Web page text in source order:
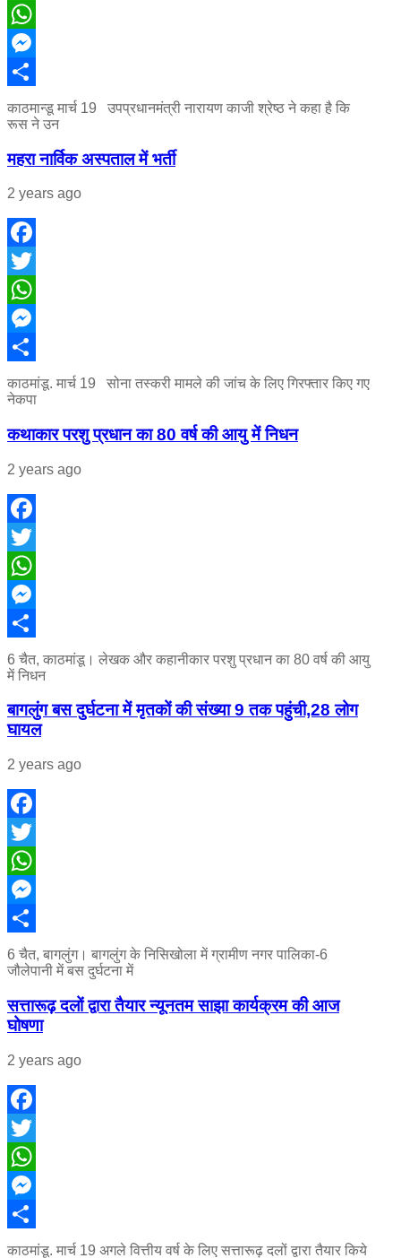
Twitter
WhatsApp
Messenger
काठमान्डू मार्च 19 उपप्रधानमंत्री नारायण काजी श्रेष्ठ ने कहा है कि
रूस ने उन
महरा नार्विक अस्पताल में भर्ती
2 years ago
Facebook
Twitter
WhatsApp
Messenger
Share
काठमांडू. मार्च 19 सोना तस्करी मामले की जांच के लिए गिरफ्तार किए गए
नेकपा
कथाकार परशु प्रधान का 80 वर्ष की आयु में निधन
2 years ago
Facebook
Twitter
WhatsApp
Messenger
Share
6 चैत, काठमांडू। लेखक और कहानीकार परशु प्रधान का 80 वर्ष की आयु
में निधन
बागलुंग बस दुर्घटना में मृतकों की संख्या 9 तक पहुंची,28 लोग
घायल
2 years ago
Facebook
Twitter
WhatsApp
Messenger
Share
6 चैत, बागलुंग। बागलुंग के निसिखोला में ग्रामीण नगर पालिका-6
जौलेपानी में बस दुर्घटना में
सत्तारूढ़ दलों द्वारा तैयार न्यूनतम साझा कार्यक्रम की आज
घोषणा
2 years ago
Facebook
Twitter
WhatsApp
Messenger
Share
काठमांडू. मार्च 19 अगले वित्तीय वर्ष के लिए सत्तारूढ़ दलों द्वारा तैयार किये